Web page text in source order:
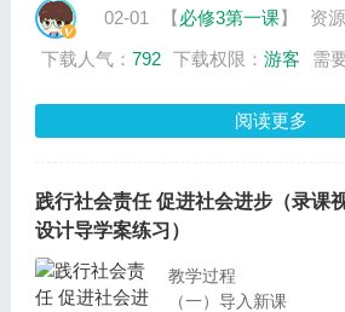
题开展议学活动，一起
国”的原因。接下来我
环节开展议学活动做好
02-01 【必修3第一课】 资
下载人气： 792 下载权限： 游客 需
阅读更多
践行社会责任 促进社会进步（录课
设计导学案练习）
教学过程
（一）导入新课